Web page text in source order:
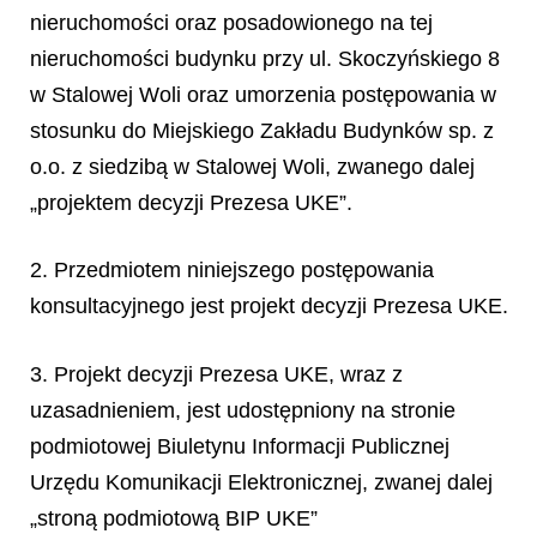
nieruchomości oraz posadowionego na tej
nieruchomości budynku przy ul. Skoczyńskiego 8
w Stalowej Woli oraz umorzenia postępowania w
stosunku do Miejskiego Zakładu Budynków sp. z
o.o. z siedzibą w Stalowej Woli, zwanego dalej
„projektem decyzji Prezesa UKE”.
2. Przedmiotem niniejszego postępowania
konsultacyjnego jest projekt decyzji Prezesa UKE.
3. Projekt decyzji Prezesa UKE, wraz z
uzasadnieniem, jest udostępniony na stronie
podmiotowej Biuletynu Informacji Publicznej
Urzędu Komunikacji Elektronicznej, zwanej dalej
„stroną podmiotową BIP UKE”